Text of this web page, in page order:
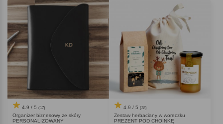
4.9 / 5 (17)
Organizer biznesowy ze skóry
PERSONALIZOWANY
4.9 / 5 (38)
Zestaw herbaciany w woreczku
PREZENT POD CHOINKĘ